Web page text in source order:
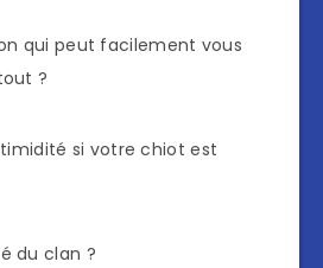
qui peut facilement vous
?
si votre chiot est
du clan ?